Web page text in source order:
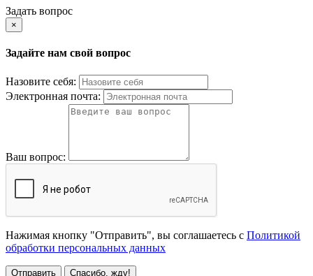
Задать вопрос
×
Задайте нам свой вопрос
Назовите себя:
Электронная почта:
Ваш вопрос:
Нажимая кнопку "Отправить", вы соглашаетесь с Политикой
обработки персональных данных
Отправить Спасибо, жду!